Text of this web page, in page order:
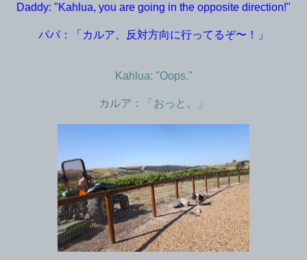
Daddy: "Kahlua, you are going in the opposite direction!"
パパ：「カルア、反対方向に行ってるぞ〜！」
Kahlua: "Oops."
カルア：「おっと。」